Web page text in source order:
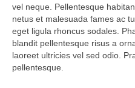
vel neque. Pellentesque
netus et malesuada fames ac
eget ligula rhoncus sodales.
blandit pellentesque risus a
laoreet ultricies vel sed odio.
pellentesque.